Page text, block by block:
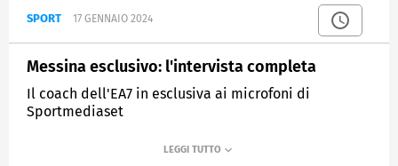
SPORT 17 GENNAIO 2024
Messina esclusivo: l'intervista completa
Il coach dell'EA7 in esclusiva ai microfoni di
Sportmediaset
SPORTMEDIASET